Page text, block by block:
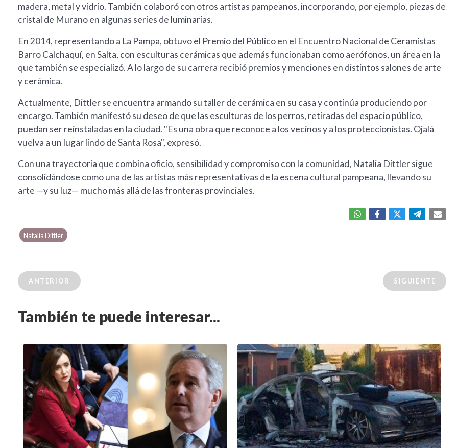
madera, metal y vidrio. También colaboró con otros artistas pampeanos, incorporando, por ejemplo, piezas de
cristal de Murano en algunas series de luminarias.
En 2014, representando a La Pampa, obtuvo el Premio del Público en el Encuentro Nacional de Ceramistas
Barro Calchaquí, en Salta, con esculturas cerámicas que además funcionaban como aerófonos, un área en la
que también se especializó. A lo largo de su carrera recibió premios y menciones en distintos salones de arte
y cerámica.
Actualmente, Dittler se encuentra armando su taller de cerámica en su casa y continúa produciendo por
encargo. También manifestó su deseo de que las esculturas de los perros, retiradas del espacio público,
puedan ser reinstaladas en la ciudad. "Es una obra que reconoce a los vecinos y a los proteccionistas. Ojalá
vuelva a un lugar lindo de Santa Rosa", expresó.
Con una trayectoria que combina oficio, sensibilidad y compromiso con la comunidad, Natalia Dittler sigue
consolidándose como una de las artistas más representativas de la escena cultural pampeana, llevando su
arte —y su luz— mucho más allá de las fronteras provinciales.
Natalia Dittler
ANTERIOR SIGUIENTE
También te puede interesar...